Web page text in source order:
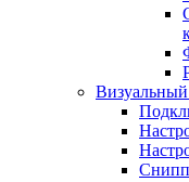
Визуальный